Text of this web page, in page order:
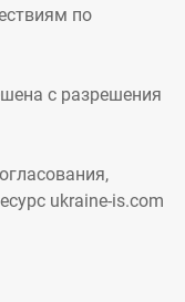
по
с разрешения
ukraine-is.com